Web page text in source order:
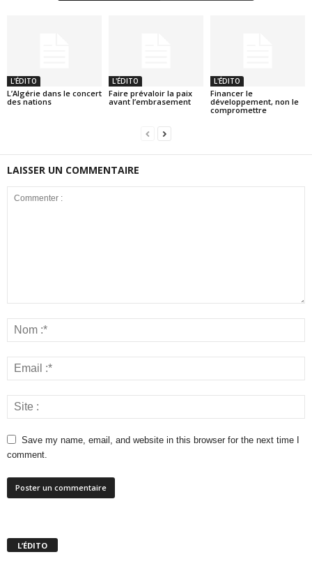
L'ÉDITO
L’Algérie dans le concert
des nations
L'ÉDITO
Faire prévaloir la paix
avant l’embrasement
L'ÉDITO
Financer le
développement, non le
compromettre
LAISSER UN COMMENTAIRE
Save my name, email, and website in this browser for the next time I
comment.
L’ÉDITO